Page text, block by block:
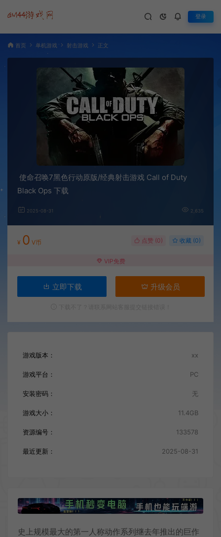
登录
首页 单机游戏 射击游戏 正文
使命召唤7黑色行动原版/经典射击游戏 Call of Duty
Black Ops 下载
2025-08-31 2,635
¥ 0 V币 点赞 (0) 收藏 (0)
VIP免费
立即下载 升级会员
游戏版本： xx
游戏平台： PC
安装密码： 无
游戏大小： 11.4GB
资源编号： 133578
最近更新： 2025-08-31
史上规模最大的第一人称动作系列继去年推出的巨作